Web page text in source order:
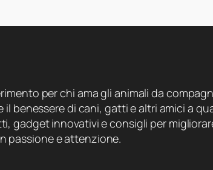
per chi ama gli animali da
il benessere di cani, gatti e altri amici a
gadget innovativi e consigli per
passione e attenzione.